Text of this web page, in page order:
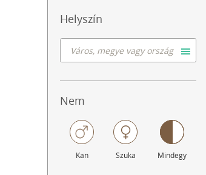
Helyszín
Nem
Kan Szuka Mindegy